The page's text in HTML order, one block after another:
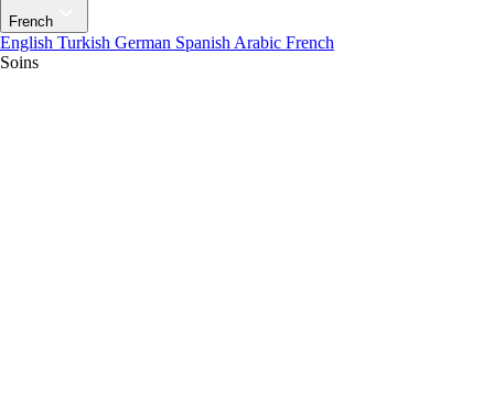
French
English Turkish German Spanish Arabic French
Soins